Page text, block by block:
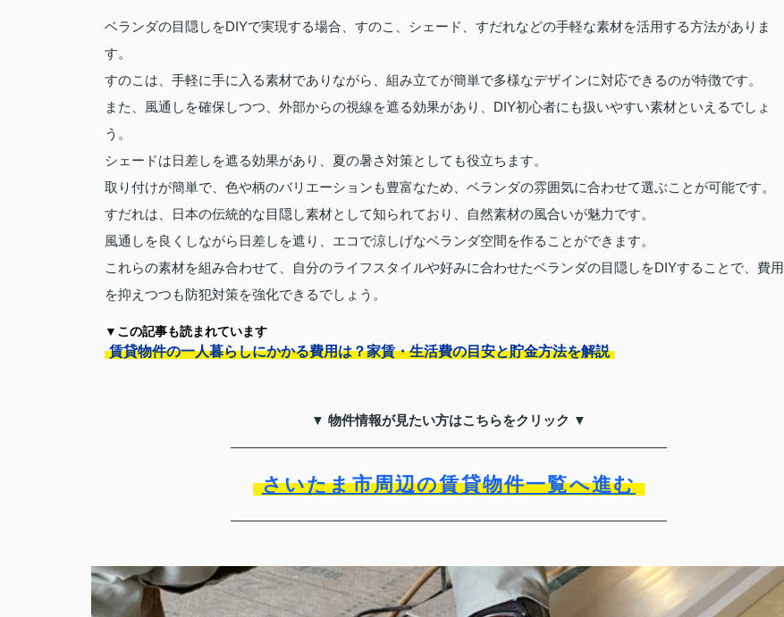
ベランダの目隠しをDIYで実現する場合、すのこ、シェード、すだれなどの手軽な素材を活用する方法がありま
す。
すのこは、手軽に手に入る素材でありながら、組み立てが簡単で多様なデザインに対応できるのが特徴です。
また、風通しを確保しつつ、外部からの視線を遮る効果があり、DIY初心者にも扱いやすい素材といえるでしょ
う。
シェードは日差しを遮る効果があり、夏の暑さ対策としても役立ちます。
取り付けが簡単で、色や柄のバリエーションも豊富なため、ベランダの雰囲気に合わせて選ぶことが可能です。
すだれは、日本の伝統的な目隠し素材として知られており、自然素材の風合いが魅力です。
風通しを良くしながら日差しを遮り、エコで涼しげなベランダ空間を作ることができます。
これらの素材を組み合わせて、自分のライフスタイルや好みに合わせたベランダの目隠しをDIYすることで、費用
を抑えつつも防犯対策を強化できるでしょう。
▼この記事も読まれています
賃貸物件の一人暮らしにかかる費用は？家賃・生活費の目安と貯金方法を解説
▼ 物件情報が見たい方はこちらをクリック ▼
さいたま市周辺の賃貸物件一覧へ進む